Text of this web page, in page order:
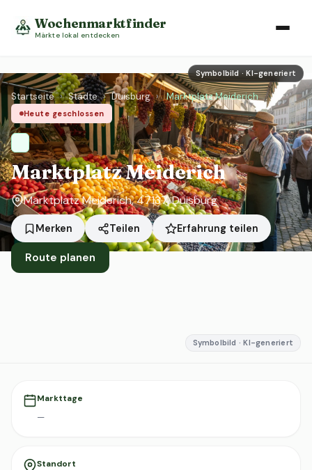
Wochenmarktfinder
Märkte lokal entdecken
Symbolbild · KI-generiert
Startseite › Städte › Duisburg › Marktplatz Meiderich
Heute geschlossen
Marktplatz Meiderich
Marktplatz Meiderich, 47137, Duisburg
Merken Teilen Erfahrung teilen
Route planen
Symbolbild · KI-generiert
Markttage
—
Standort